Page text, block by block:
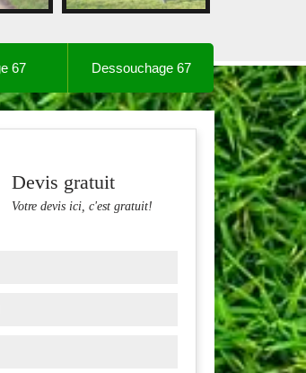
67 Dessouchage 67
Devis gratuit
Votre devis ici, c'est gratuit!